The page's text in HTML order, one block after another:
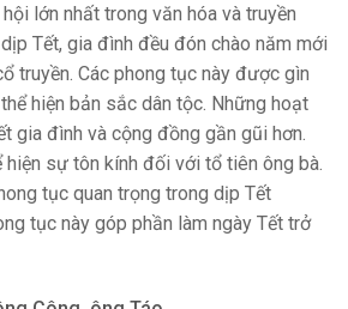
lớn nhất trong văn hóa và truyền
Tết, gia đình đều đón chào năm mới
truyền. Các phong tục này được gìn
hiện bản sắc dân tộc. Những hoạt
gia đình và cộng đồng gần gũi hơn.
hiện sự tôn kính đối với tổ tiên ông bà.
tục quan trọng trong dịp Tết
tục này góp phần làm ngày Tết trở